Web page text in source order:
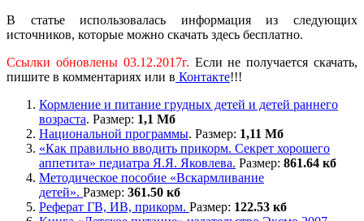
В статье использовалась информация из следующих
источников, которые можно скачать здесь бесплатно.
Ссылки обновлены 03.12.2017г. Если не получается скачать,
пишите в комментариях или в Контакте!!!
Кормление и питание грудных детей и детей раннего
возраста. Размер: 1,1 Мб
Национальной программы. Размер: 1,11 Мб
«Как правильно вводить прикорм. Секрет хорошего
аппетита» педиатра Я.Я. Яковлева. Размер: 861.64 кб
Методическое пособие «Вскармливание
детей». Размер: 361.50 кб
Реферат ГВ, ИВ, прикорм. Размер: 122.53 кб